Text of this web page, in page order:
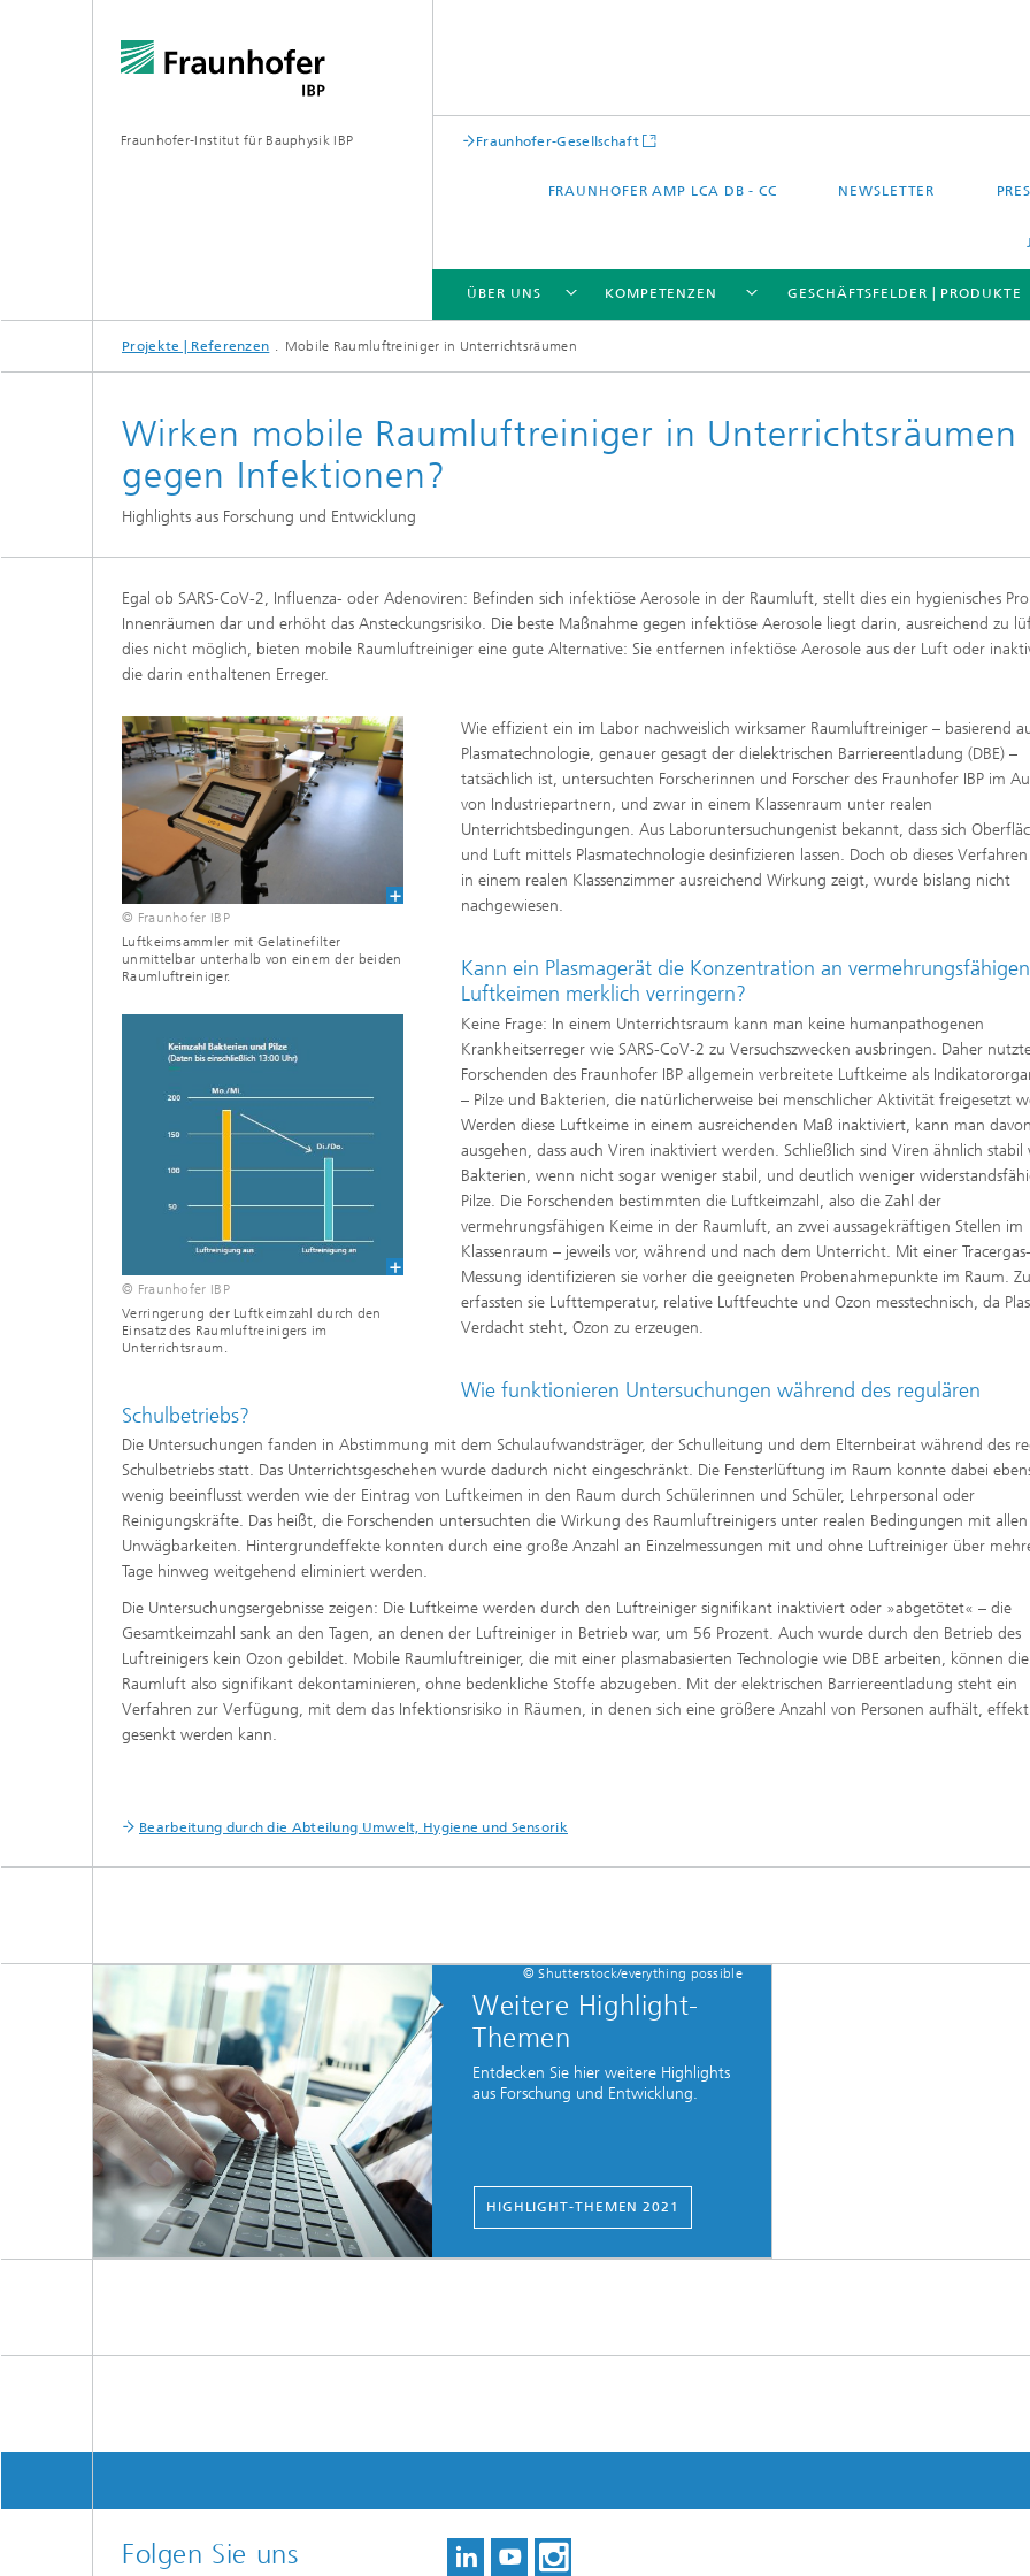
Fraunhofer-Institut für Bauphysik IBP Fraunhofer-Gesellschaft
FRAUNHOFER AMP LCA DB - CC NEWSLETTER
ÜBER UNS
ÜBER UNS
Leistungszentrum Mass
Personalization
KOMPETENZEN
KOMPETENZEN
Digitale und nachhaltige Akustik
Fahrzeugakustik
Human-Centered Acoustic Design
und User Research
Urbane und Architekturakustik
Solarsysteme
Flug- und Fahrzeugklimatisierung
Thermische Behaglichkeit, Modelle
und Simulation
Nachhaltige Luftfahrt
Bilanzierung
Data-Science enhanced Product
Stewardship
Sensorik
Emissionen
Ökologie und Mikrobiologie
Spurenanalytik
Verbrennungs- und
Luftqualität im Innenraum
GESCHÄFTSFELDER | PRODUKTE
GESCHÄFTSFELDER | PRODUKTE
Projekte | Referenzen Mobile Raumluftreiniger in Unterrichtsräumen
Wirken mobile Raumluftreiniger in Unterrichtsräumen
gegen Infektionen?
Highlights aus Forschung und Entwicklung
Egal ob SARS-CoV-2, Influenza- oder Adenoviren: Befinden sich infektiöse Aerosole in der Raumluft, stellt dies ein hygienisches
Innenräumen dar und erhöht das Ansteckungsrisiko. Die beste Maßnahme gegen infektiöse Aerosole liegt darin, ausreichend zu
dies nicht möglich, bieten mobile Raumluftreiniger eine gute Alternative: Sie entfernen infektiöse Aerosole aus der Luft oder
die darin enthaltenen Erreger.
© Fraunhofer IBP
Luftkeimsammler mit Gelatinefilter
unmittelbar unterhalb von einem der beiden
Raumluftreiniger.
© Fraunhofer IBP
Verringerung der Luftkeimzahl durch den
Einsatz des Raumluftreinigers im
Unterrichtsraum.
Wie effizient ein im Labor nachweislich wirksamer Raumluftreiniger – basierend
Plasmatechnologie, genauer gesagt der dielektrischen Barriereentladung (DBE) –
tatsächlich ist, untersuchten Forscherinnen und Forscher des Fraunhofer IBP im
von Industriepartnern, und zwar in einem Klassenraum unter realen
Unterrichtsbedingungen. Aus Laboruntersuchungenist bekannt, dass sich
und Luft mittels Plasmatechnologie desinfizieren lassen. Doch ob dieses
in einem realen Klassenzimmer ausreichend Wirkung zeigt, wurde bislang nicht
nachgewiesen.
Kann ein Plasmagerät die Konzentration an vermehrungsfähigen
Luftkeimen merklich verringern?
Keine Frage: In einem Unterrichtsraum kann man keine humanpathogenen
Krankheitserreger wie SARS-CoV-2 zu Versuchszwecken ausbringen. Daher
Forschenden des Fraunhofer IBP allgemein verbreitete Luftkeime als
– Pilze und Bakterien, die natürlicherweise bei menschlicher Aktivität freigesetzt
Werden diese Luftkeime in einem ausreichenden Maß inaktiviert, kann man davon
ausgehen, dass auch Viren inaktiviert werden. Schließlich sind Viren ähnlich stabil
Bakterien, wenn nicht sogar weniger stabil, und deutlich weniger
Pilze. Die Forschenden bestimmten die Luftkeimzahl, also die Zahl der
vermehrungsfähigen Keime in der Raumluft, an zwei aussagekräftigen Stellen im
Klassenraum – jeweils vor, während und nach dem Unterricht. Mit einer Tracergas-
Messung identifizieren sie vorher die geeigneten Probenahmepunkte im Raum.
erfassten sie Lufttemperatur, relative Luftfeuchte und Ozon messtechnisch, da
Verdacht steht, Ozon zu erzeugen.
Wie funktionieren Untersuchungen während des regulären
Schulbetriebs?
Die Untersuchungen fanden in Abstimmung mit dem Schulaufwandsträger, der Schulleitung und dem Elternbeirat während des
Schulbetriebs statt. Das Unterrichtsgeschehen wurde dadurch nicht eingeschränkt. Die Fensterlüftung im Raum konnte dabei
wenig beeinflusst werden wie der Eintrag von Luftkeimen in den Raum durch Schülerinnen und Schüler, Lehrpersonal oder
Reinigungskräfte. Das heißt, die Forschenden untersuchten die Wirkung des Raumluftreinigers unter realen Bedingungen mit allen
Unwägbarkeiten. Hintergrundeffekte konnten durch eine große Anzahl an Einzelmessungen mit und ohne Luftreiniger über
Tage hinweg weitgehend eliminiert werden.
Die Untersuchungsergebnisse zeigen: Die Luftkeime werden durch den Luftreiniger signifikant inaktiviert oder »abgetötet« – die
Gesamtkeimzahl sank an den Tagen, an denen der Luftreiniger in Betrieb war, um 56 Prozent. Auch wurde durch den Betrieb des
Luftreinigers kein Ozon gebildet. Mobile Raumluftreiniger, die mit einer plasmabasierten Technologie wie DBE arbeiten, können die
Raumluft also signifikant dekontaminieren, ohne bedenkliche Stoffe abzugeben. Mit der elektrischen Barriereentladung steht ein
Verfahren zur Verfügung, mit dem das Infektionsrisiko in Räumen, in denen sich eine größere Anzahl von Personen aufhält,
gesenkt werden kann.
Bearbeitung durch die Abteilung Umwelt, Hygiene und Sensorik
© Shutterstock/everything possible
Weitere Highlight-
Themen
Entdecken Sie hier weitere Highlights
aus Forschung und Entwicklung.
HIGHLIGHT-THEMEN 2021
Folgen Sie uns